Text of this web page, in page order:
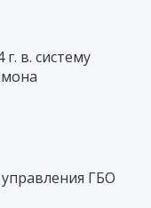
в. систему
ГБО